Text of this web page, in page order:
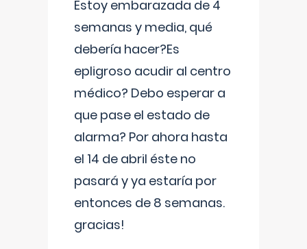
Estoy embarazada de 4
semanas y media, qué
debería hacer?Es
epligroso acudir al centro
médico? Debo esperar a
que pase el estado de
alarma? Por ahora hasta
el 14 de abril éste no
pasará y ya estaría por
entonces de 8 semanas.
gracias!